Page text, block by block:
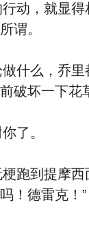
动，就显
谓。
什么，乔里
破坏一下花
了。
跑到提摩西
！德雷克！”